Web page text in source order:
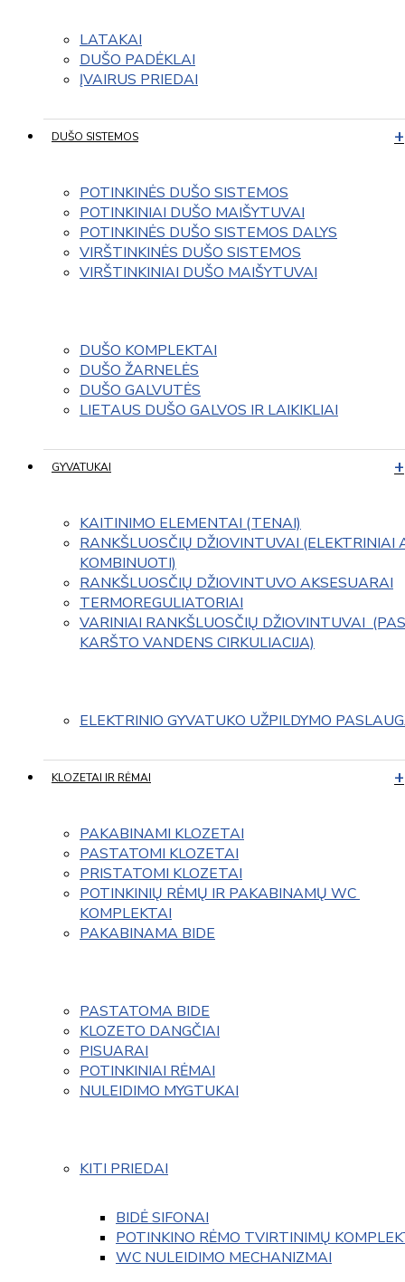
LATAKAI
DUŠO PADĖKLAI
ĮVAIRUS PRIEDAI
DUŠO SISTEMOS
POTINKINĖS DUŠO SISTEMOS
POTINKINIAI DUŠO MAIŠYTUVAI
POTINKINĖS DUŠO SISTEMOS DALYS
VIRŠTINKINĖS DUŠO SISTEMOS
VIRŠTINKINIAI DUŠO MAIŠYTUVAI
DUŠO KOMPLEKTAI
DUŠO ŽARNELĖS
DUŠO GALVUTĖS
LIETAUS DUŠO GALVOS IR LAIKIKLIAI
GYVATUKAI
KAITINIMO ELEMENTAI (TENAI)
RANKŠLUOSČIŲ DŽIOVINTUVAI (ELEKTRINIAI
KOMBINUOTI)
RANKŠLUOSČIŲ DŽIOVINTUVO AKSESUARAI
TERMOREGULIATORIAI
VARINIAI RANKŠLUOSČIŲ DŽIOVINTUVAI
KARŠTO VANDENS CIRKULIACIJA)
ELEKTRINIO GYVATUKO UŽPILDYMO
KLOZETAI IR RĖMAI
PAKABINAMI KLOZETAI
PASTATOMI KLOZETAI
PRISTATOMI KLOZETAI
POTINKINIŲ RĖMŲ IR PAKABINAMŲ WC
KOMPLEKTAI
PAKABINAMA BIDE
PASTATOMA BIDE
KLOZETO DANGČIAI
PISUARAI
POTINKINIAI RĖMAI
NULEIDIMO MYGTUKAI
KITI PRIEDAI
BIDĖ SIFONAI
POTINKINO RĖMO TVIRTINIMŲ
WC NULEIDIMO MECHANIZMAI